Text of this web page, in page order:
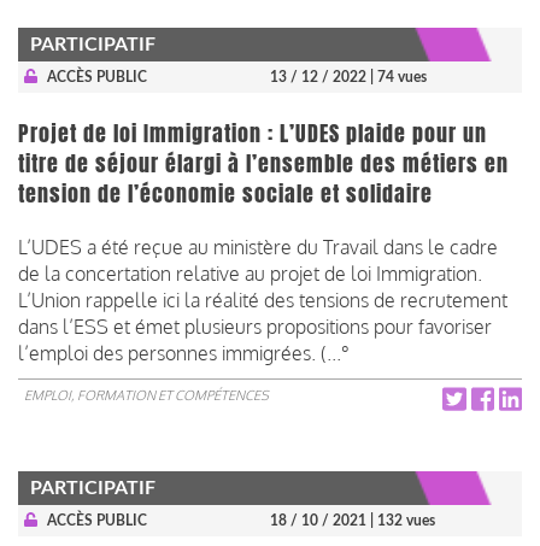
PARTICIPATIF
ACCÈS PUBLIC 13 / 12 / 2022 | 74 vues
Projet de loi Immigration : L’UDES plaide pour un
titre de séjour élargi à l’ensemble des métiers en
tension de l’économie sociale et solidaire
L’UDES a été reçue au ministère du Travail dans le cadre
de la concertation relative au projet de loi Immigration.
L’Union rappelle ici la réalité des tensions de recrutement
dans l’ESS et émet plusieurs propositions pour favoriser
l’emploi des personnes immigrées. (...°
EMPLOI, FORMATION ET COMPÉTENCES
PARTICIPATIF
ACCÈS PUBLIC 18 / 10 / 2021 | 132 vues